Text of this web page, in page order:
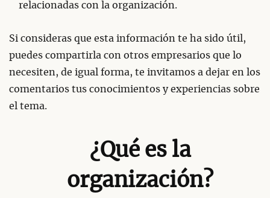
relacionadas con la organización.
Si consideras que esta información te ha sido útil,
puedes compartirla con otros empresarios que lo
necesiten, de igual forma, te invitamos a dejar en los
comentarios tus conocimientos y experiencias sobre
el tema.
¿Qué es la
organización?